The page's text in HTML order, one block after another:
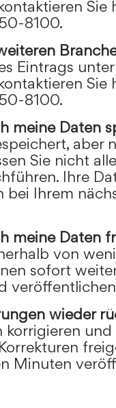
Sie
8100.
Eintrags
Sie
8100.
meine Daten
aber
Sie nicht
Ihre
bei Ihrem
meine Daten
von
sofort
wieder
korrigieren
Minuten